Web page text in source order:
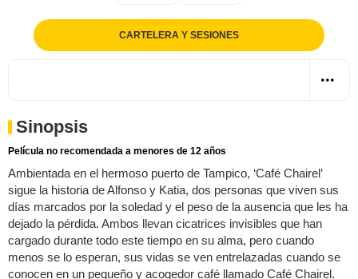
CARTELERA Y SESIONES
Sinopsis
Película no recomendada a menores de 12 años
Ambientada en el hermoso puerto de Tampico, ‘Café Chairel’
sigue la historia de Alfonso y Katia, dos personas que viven sus
días marcados por la soledad y el peso de la ausencia que les ha
dejado la pérdida. Ambos llevan cicatrices invisibles que han
cargado durante todo este tiempo en su alma, pero cuando
menos se lo esperan, sus vidas se ven entrelazadas cuando se
conocen en un pequeño y acogedor café llamado Café Chairel.